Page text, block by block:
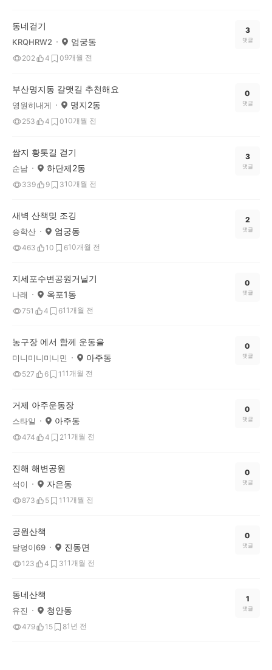
동네걷기
KRQHRW2 엄궁동
202 4 09개월 전
3
댓글
부산명지동 갈맷길 추천해요
영원히내게 명지2동
253 4 010개월 전
0
댓글
쌈지 황톳길 걷기
순남 하단제2동
339 9 310개월 전
3
댓글
새벽 산책밎 조깅
승학산 엄궁동
463 10 610개월 전
2
댓글
지세포수변공원거닐기
나래 옥포1동
751 4 611개월 전
0
댓글
농구장 에서 함께 운동을
미니미니미니민 아주동
527 6 1 11개월 전
0
댓글
거제 아주운동장
스타일 아주동
474 4 211개월 전
0
댓글
진해 해변공원
석이 자은동
873 5 1 11개월 전
0
댓글
공원산책
달덩이69 진동면
123 4 311개월 전
0
댓글
동네산책
유진 청안동
479 15 81년 전
1
댓글